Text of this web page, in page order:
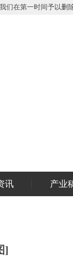
们在第一时间予以删
讯 产业
]